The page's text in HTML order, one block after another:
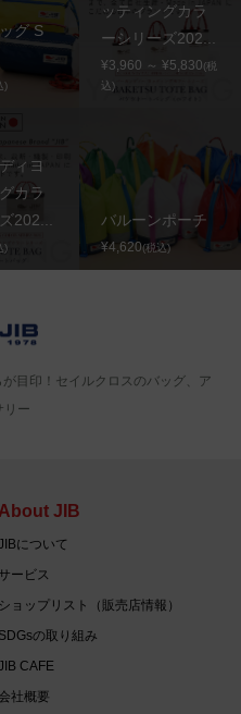
グ S
)
ッティングカラ
ーシリーズ202...
¥3,960 ～ ¥5,830(税
込)
ィヨ
カラ
202...
)
バルーンポーチ
¥4,620(税込)
目印！セイルクロスのバッグ、ア
リー
About JIB
について
ービス
ショップリスト（販売店情報）
SDGsの取り組み
CAFE
社概要